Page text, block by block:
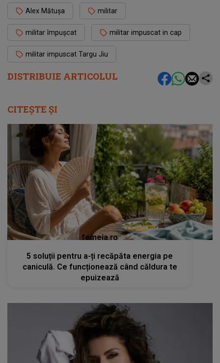
DISTRIBUIE ARTICOLUL
Alex Mătușa militar
militar împușcat militar impuscat in cap
militar impuscat Targu Jiu
CITEȘTE ȘI
femeia.ro
5 soluții pentru a-ți recăpăta energia pe
caniculă. Ce funcționează când căldura te
epuizează